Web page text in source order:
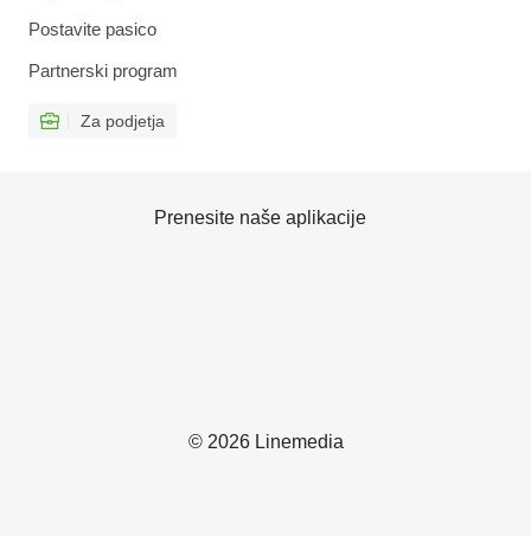
Postavite pasico
Partnerski program
Za podjetja
© 2026 Linemedia
Prenesite naše aplikacije